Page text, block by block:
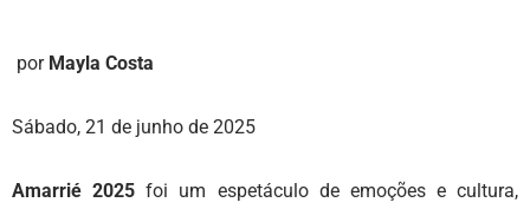
por Mayla Costa
Sábado, 21 de junho de 2025
Amarrié 2025 foi um espetáculo de emoções e cultura,